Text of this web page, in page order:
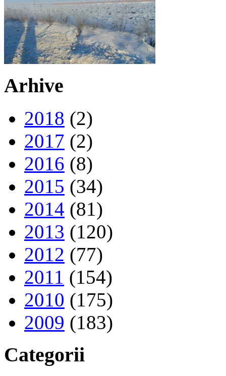
Arhive
2018 (2)
2017 (2)
2016 (8)
2015 (34)
2014 (81)
2013 (120)
2012 (77)
2011 (154)
2010 (175)
2009 (183)
Categorii